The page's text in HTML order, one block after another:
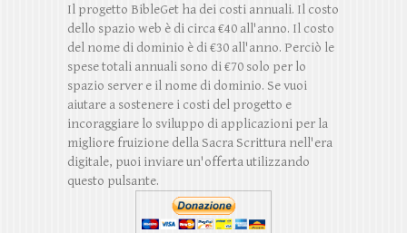
Il progetto BibleGet ha dei costi annuali. Il costo
dello spazio web è di circa €40 all'anno. Il costo
del nome di dominio è di €30 all'anno. Perciò le
spese totali annuali sono di €70 solo per lo
spazio server e il nome di dominio. Se vuoi
aiutare a sostenere i costi del progetto e
incoraggiare lo sviluppo di applicazioni per la
migliore fruizione della Sacra Scrittura nell'era
digitale, puoi inviare un'offerta utilizzando
questo pulsante.